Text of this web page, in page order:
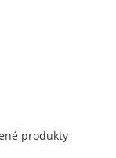
produkty